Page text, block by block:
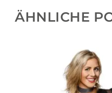
ÄHNLICHE